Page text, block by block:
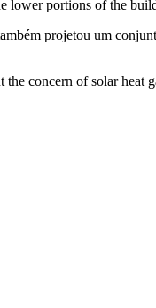
lower portions of the
projetou um
concern of solar heat